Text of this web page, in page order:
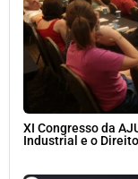
XI Congresso da
Industrial e o Direito